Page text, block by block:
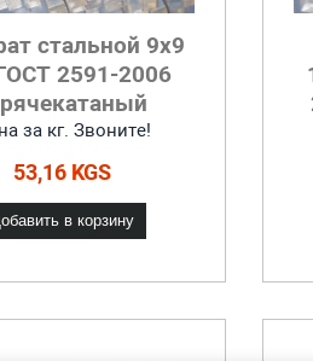
стальной 9x9
2591-2006
за кг. Звоните!
53,16 KGS
в корзину